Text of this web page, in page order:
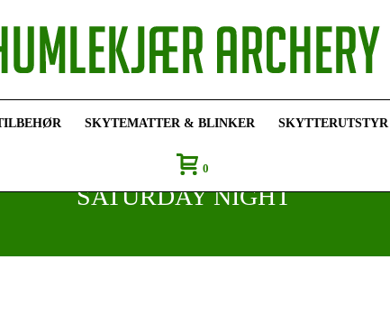
SKYTEMATTER & BLINKER SKYTTERUTSTYR
0
SATURDAY NIGHT